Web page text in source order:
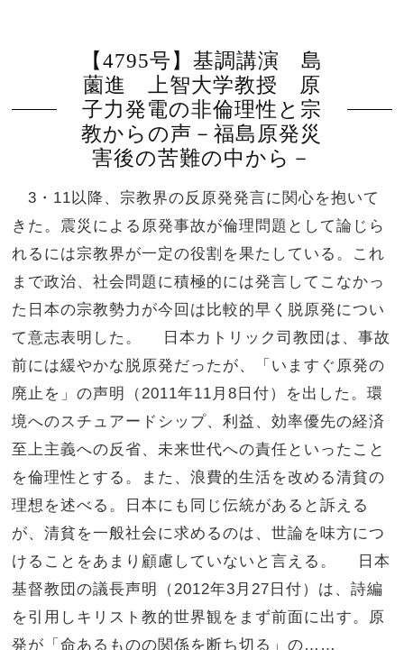
【4795号】基調講演 島
薗進 上智大学教授 原
子力発電の非倫理性と宗
教からの声－福島原発災
害後の苦難の中から－
3・11以降、宗教界の反原発発言に関心を抱いて
きた。震災による原発事故が倫理問題として論じら
れるには宗教界が一定の役割を果たしている。これ
まで政治、社会問題に積極的には発言してこなかっ
た日本の宗教勢力が今回は比較的早く脱原発につい
て意志表明した。 日本カトリック司教団は、事故
前には緩やかな脱原発だったが、「いますぐ原発の
廃止を」の声明（2011年11月8日付）を出した。環
境へのスチュアードシップ、利益、効率優先の経済
至上主義への反省、未来世代への責任といったこと
を倫理性とする。また、浪費的生活を改める清貧の
理想を述べる。日本にも同じ伝統があると訴える
が、清貧を一般社会に求めるのは、世論を味方につ
けることをあまり顧慮していないと言える。 日本
基督教団の議長声明（2012年3月27日付）は、詩編
を引用しキリスト教的世界観をまず前面に出す。原
発が「命あるものの関係を断ち切る」の……